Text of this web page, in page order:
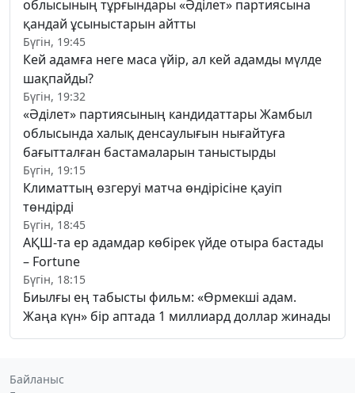
облысының тұрғындары «Әділет» партиясына
қандай ұсыныстарын айтты
Бүгін, 19:45
Кей адамға неге маса үйір, ал кей адамды мүлде
шақпайды?
Бүгін, 19:32
«Әділет» партиясының кандидаттары Жамбыл
облысында халық денсаулығын нығайтуға
бағытталған бастамаларын таныстырды
Бүгін, 19:15
Климаттың өзгеруі матча өндірісіне қауіп
төндірді
Бүгін, 18:45
АҚШ-та ер адамдар көбірек үйде отыра бастады
– Fortune
Бүгін, 18:15
Биылғы ең табысты фильм: «Өрмекші адам.
Жаңа күн» бір аптада 1 миллиард доллар жинады
Байланыс